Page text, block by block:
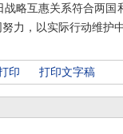
略互惠关系符合两国
力，以实际行动维护
印 打印文字稿